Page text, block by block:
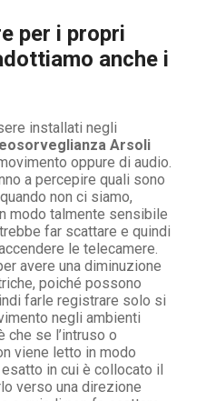
per i propri
anche i
installati negli
Arsoli
oppure di audio.
a percepire quali sono
non ci siamo,
modo talmente sensibile
far scattare e quindi
le telecamere.
avere una diminuzione
poiché possono
farle registrare solo si
negli ambienti
che se l’intruso o
viene letto in modo
in cui è collocato il
verso una direzione